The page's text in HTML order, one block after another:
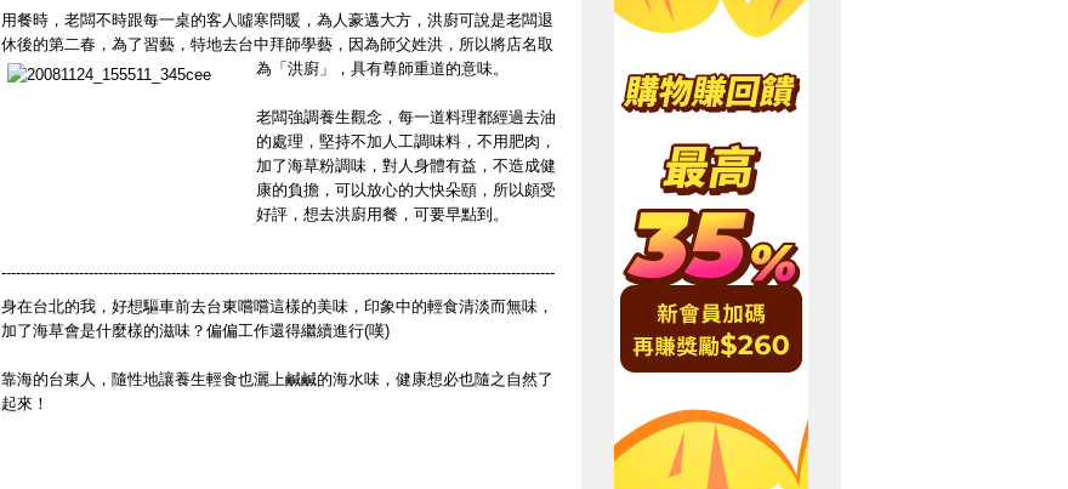
用餐時，老闆不時跟每一桌的客人噓寒問暖，為人豪邁大方，洪廚可說是老闆退
休後的第二春，為了習藝，特地去台中拜師學藝，因為師父姓洪，所以將店名取
為「洪廚」，具有尊師重道的意味。
老闆強調養生觀念，每一道料理都經過去油
的處理，堅持不加人工調味料，不用肥肉，
加了海草粉調味，對人身體有益，不造成健
康的負擔，可以放心的大快朵頤，所以頗受
好評，想去洪廚用餐，可要早點到。
------------------------------------------------------------------------------------------------------------------
身在台北的我，好想驅車前去台東嚐嚐這樣的美味，印象中的輕食清淡而無味，
加了海草會是什麼樣的滋味？偏偏工作還得繼續進行(嘆)
靠海的台東人，隨性地讓養生輕食也灑上鹹鹹的海水味，健康想必也隨之自然了
起來！